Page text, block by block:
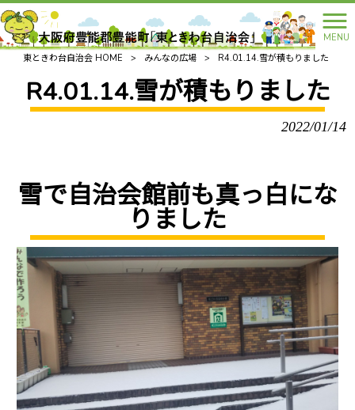
MENU
東ときわ台自治会 HOME
> みんなの広場 > R4.01.14.雪が積もりました
R4.01.14.雪が積もりました
2022/01/14
雪で自治会館前も真っ白にな
りました